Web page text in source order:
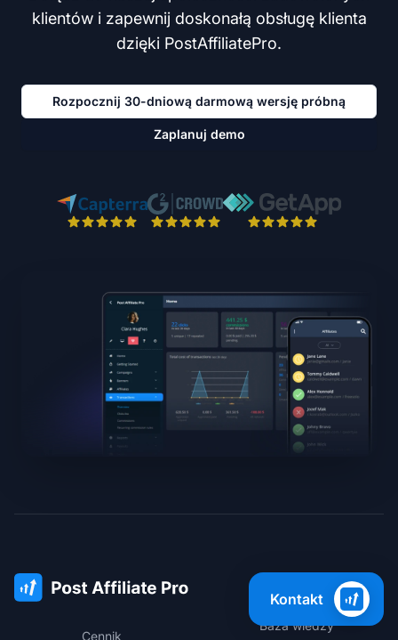
klientów i zapewnij doskonałą obsługę klienta
dzięki PostAffiliatePro.
Rozpocznij 30-dniową darmową wersję próbną
Zaplanuj demo
Cennik
Baza wiedzy
Kontakt